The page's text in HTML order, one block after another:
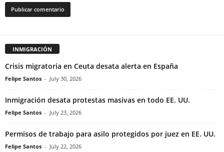
INMIGRACIÓN
Crisis migratoria en Ceuta desata alerta en España
Felipe Santos - July 30, 2026
Inmigración desata protestas masivas en todo EE. UU.
Felipe Santos - July 23, 2026
Permisos de trabajo para asilo protegidos por juez en EE. UU.
Felipe Santos - July 22, 2026